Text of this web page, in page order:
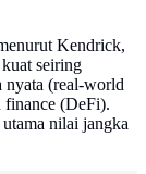
Kendrick,
seiring
nyata (real-world
finance (DeFi).
nilai jangka